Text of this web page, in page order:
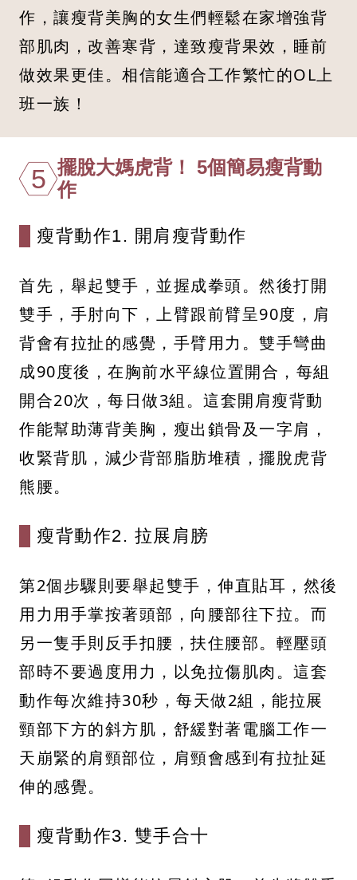
作，讓瘦背美胸的女生們輕鬆在家增強背
部肌肉，改善寒背，達致瘦背果效，睡前
做效果更佳。相信能適合工作繁忙的OL上
班一族！
5 擺脫大媽虎背！ 5個簡易瘦背動
作
瘦背動作1. 開肩瘦背動作
首先，舉起雙手，並握成拳頭。然後打開
雙手，手肘向下，上臂跟前臂呈90度，肩
背會有拉扯的感覺，手臂用力。雙手彎曲
成90度後，在胸前水平線位置開合，每組
開合20次，每日做3組。這套開肩瘦背動
作能幫助薄背美胸，瘦出鎖骨及一字肩，
收緊背肌，減少背部脂肪堆積，擺脫虎背
熊腰。
瘦背動作2. 拉展肩膀
第2個步驟則要舉起雙手，伸直貼耳，然後
用力用手掌按著頭部，向腰部往下拉。而
另一隻手則反手扣腰，扶住腰部。輕壓頭
部時不要過度用力，以免拉傷肌肉。這套
動作每次維持30秒，每天做2組，能拉展
頸部下方的斜方肌，舒緩對著電腦工作一
天崩緊的肩頸部位，肩頸會感到有拉扯延
伸的感覺。
瘦背動作3. 雙手合十